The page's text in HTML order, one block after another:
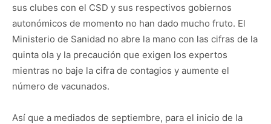
sus clubes con el CSD y sus respectivos gobiernos
autonómicos de momento no han dado mucho fruto. El
Ministerio de Sanidad no abre la mano con las cifras de la
quinta ola y la precaución que exigen los expertos
mientras no baje la cifra de contagios y aumente el
número de vacunados.
Así que a mediados de septiembre, para el inicio de la